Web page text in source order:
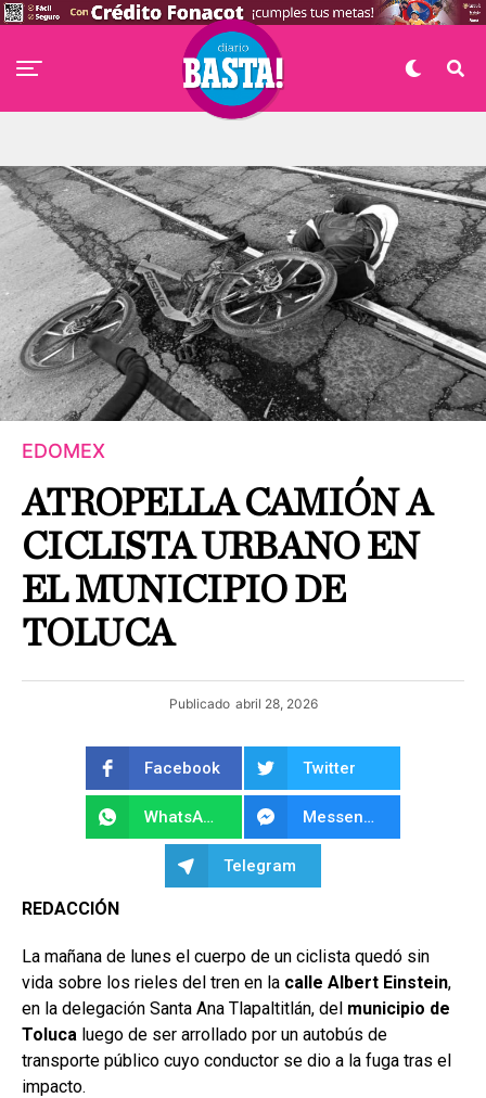
EDOMEX
ATROPELLA CAMIÓN A
CICLISTA URBANO EN
EL MUNICIPIO DE
TOLUCA
Publicado abril 28, 2026
Facebook Twitter
WhatsApp Messenger
Telegram
REDACCIÓN
La mañana de lunes el cuerpo de un ciclista quedó sin
vida sobre los rieles del tren en la calle Albert Einstein,
en la delegación Santa Ana Tlapaltitlán, del municipio de
Toluca luego de ser arrollado por un autobús de
transporte público cuyo conductor se dio a la fuga tras el
impacto.